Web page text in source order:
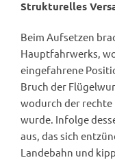
Strukturelles
Beim Aufsetzen
Hauptfahrwerks,
eingefahrene
Bruch der
wodurch der
wurde. Infolge
aus, das sich
Landebahn und